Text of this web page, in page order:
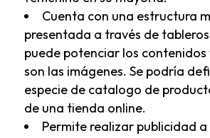
Cuenta con una estructura
presentada a través de
puede potenciar los contenidos
son las imágenes. Se podría
especie de catalogo de
de una tienda online.
Permite realizar publicidad a